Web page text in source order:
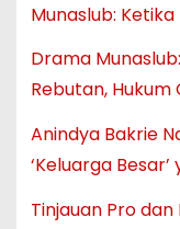
Munaslub:
Drama
Rebutan,
Anindya Bakrie
‘Keluarga
Tinjauan Pro